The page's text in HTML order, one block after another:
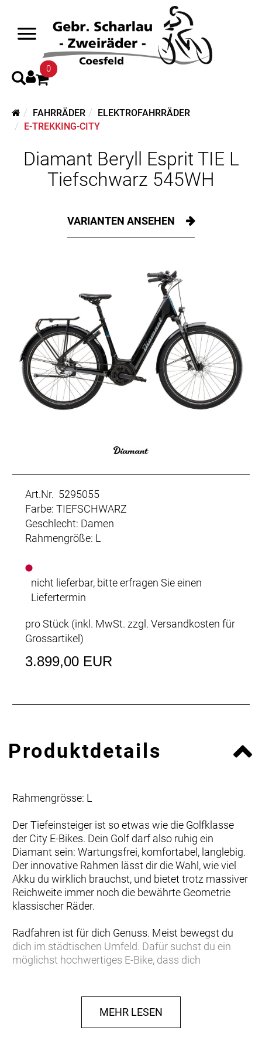
0
FAHRRÄDER
ELEKTROFAHRRÄDER
E-TREKKING-CITY
Diamant Beryll Esprit TIE L
Tiefschwarz 545WH
VARIANTEN ANSEHEN
Art.Nr. 5295055
Farbe: TIEFSCHWARZ
Geschlecht: Damen
Rahmengröße: L
nicht lieferbar, bitte erfragen Sie einen
Liefertermin
pro Stück (inkl. MwSt. zzgl. Versandkosten für
Grossartikel)
3.899,00 EUR
Produktdetails
Rahmengrösse: L
Der Tiefeinsteiger ist so etwas wie die Golfklasse
der City E-Bikes. Dein Golf darf also ruhig ein
Diamant sein: Wartungsfrei, komfortabel, langlebig.
Der innovative Rahmen lässt dir die Wahl, wie viel
Akku du wirklich brauchst, und bietet trotz massiver
Reichweite immer noch die bewährte Geometrie
klassischer Räder.
Radfahren ist für dich Genuss. Meist bewegst du
dich im städtischen Umfeld. Dafür suchst du ein
möglichst hochwertiges E-Bike, dass dich
denn du fährst ein E-Bike, keine Maschine.
Das Beryll Esprit+ setzt auf einen wartungsfreien
MEHR LESEN